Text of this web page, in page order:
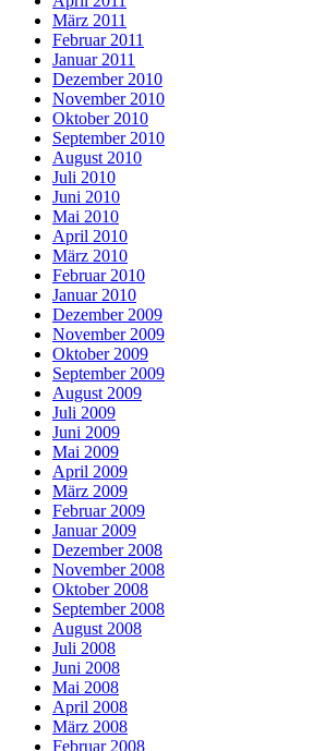
März 2011
Februar 2011
Januar 2011
Dezember 2010
November 2010
Oktober 2010
September 2010
August 2010
Juli 2010
Juni 2010
Mai 2010
April 2010
März 2010
Februar 2010
Januar 2010
Dezember 2009
November 2009
Oktober 2009
September 2009
August 2009
Juli 2009
Juni 2009
Mai 2009
April 2009
März 2009
Februar 2009
Januar 2009
Dezember 2008
November 2008
Oktober 2008
September 2008
August 2008
Juli 2008
Juni 2008
Mai 2008
April 2008
März 2008
Februar 2008